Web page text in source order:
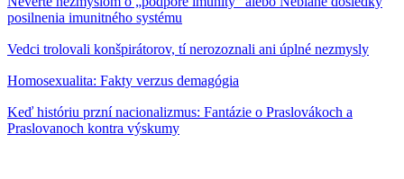
posilnenia imunitného systému
Vedci trolovali konšpirátorov, tí nerozoznali ani úplné nezmysly
Homosexualita: Fakty verzus demagógia
Keď históriu przní nacionalizmus: Fantázie o Praslovákoch a
Praslovanoch kontra výskumy